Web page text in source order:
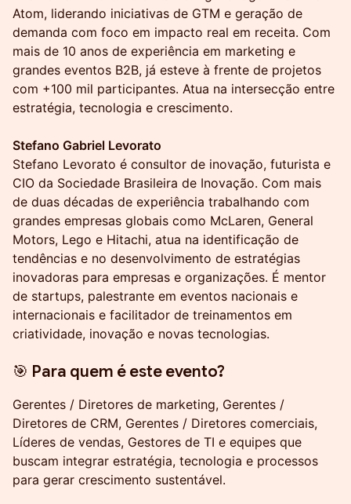
Atom, liderando iniciativas de GTM e geração de
demanda com foco em impacto real em receita. Com
mais de 10 anos de experiência em marketing e
grandes eventos B2B, já esteve à frente de projetos
com +100 mil participantes. Atua na intersecção entre
estratégia, tecnologia e crescimento.
Stefano Gabriel Levorato
Stefano Levorato é consultor de inovação, futurista e
CIO da Sociedade Brasileira de Inovação. Com mais
de duas décadas de experiência trabalhando com
grandes empresas globais como McLaren, General
Motors, Lego e Hitachi, atua na identificação de
tendências e no desenvolvimento de estratégias
inovadoras para empresas e organizações. É mentor
de startups, palestrante em eventos nacionais e
internacionais e facilitador de treinamentos em
criatividade, inovação e novas tecnologias.
🎯 Para quem é este evento?
​Gerentes / Diretores de marketing, ​Gerentes /
Diretores de CRM, Gerentes / Diretores comerciais,
Líderes de vendas, Gestores de TI e equipes que
buscam integrar estratégia, tecnologia e processos
para gerar crescimento sustentável.